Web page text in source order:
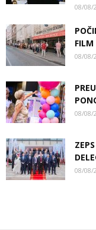
08/08/
FILM
08/08/
08/08/
08/08/